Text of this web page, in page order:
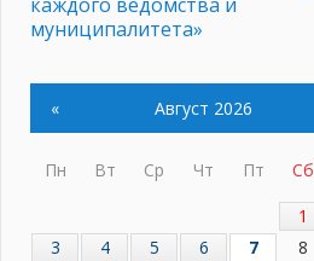
муниципалитета»
Вдохновлять, просвещать и
объединять!
05 августа 2026
Не оставят в беде
На лидирующих позициях
04 августа 2026
« Август 2026
Пн Вт Ср Чт Пт Сб
1
3
4 5 6 7 8